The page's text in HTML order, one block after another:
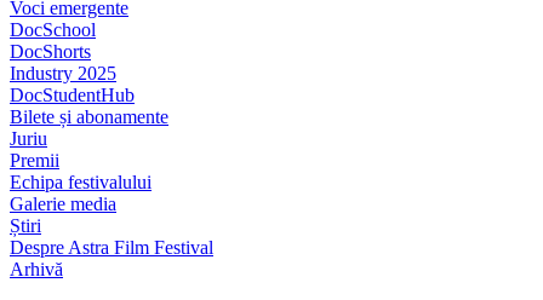
Voci emergente
DocSchool
DocShorts
Industry 2025
DocStudentHub
Bilete și abonamente
Juriu
Premii
Echipa festivalului
Galerie media
Știri
Despre Astra Film Festival
Arhivă